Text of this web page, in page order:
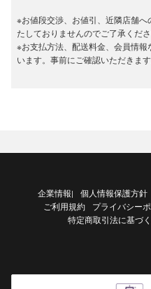
※お値段交渉、お値引、近隣店舗
たしておりませんのでご了承くださ
※お支払方法、配送料金、会員情報
います。事前にご確認いただきま
企業情報| 個人情報保護方針
ご利用規約 プライバシー
特定商取引法に基づ